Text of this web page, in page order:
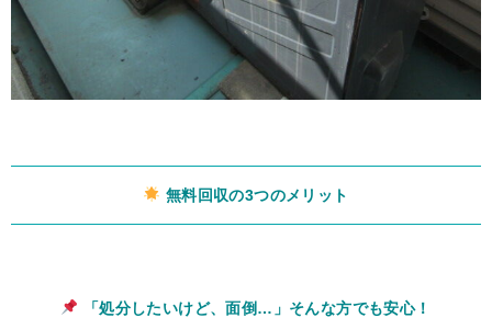
無料回収の3つのメリット
「処分したいけど、面倒…」そんな方でも安心！